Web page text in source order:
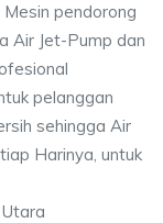
pendorong
Air Jet-Pump dan
pelanggan
sehingga Air
Harinya, untuk